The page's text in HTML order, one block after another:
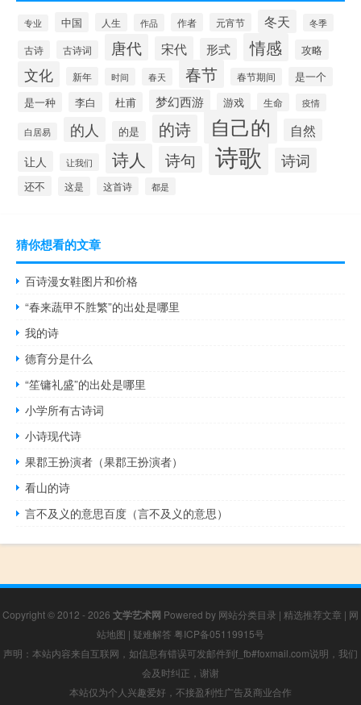
专业 中国 人生 作品 作者 元宵节 冬天 冬季
古诗 古诗词 唐代 宋代 形式 情感 攻略
文化 新年 时间 春天 春节 春节期间 是一个
是一种 李白 杜甫 梦幻西游 游戏 生命 疫情
白居易 的人 的是 的诗 自己的 自然
让人 让我们 诗人 诗句 诗歌 诗词
还不 这是 这首诗 都是
猜你想看的文章
百诗漫女鞋图片和价格
“春来蔬甲不胜繁”的出处是哪里
我的诗
德育分是什么
“笙镛礼盛”的出处是哪里
小学所有古诗词
小诗现代诗
果郡王扮演者（果郡王扮演者）
看山的诗
言不及义的意思百度（言不及义的意思）
Copyright © 2012 - 2026 文学艺术网 Powered by 网站分类目录 | 精选推荐文章 | 网
站地图 | 疑难解答 粤ICP备05119915号
声明：本站内容来自互联网，如信息有错误可发邮件到f_fb#foxmail.com说明，我们
会及时纠正，谢谢
本站仅为个人兴趣爱好，不接盈利性广告及商业合作